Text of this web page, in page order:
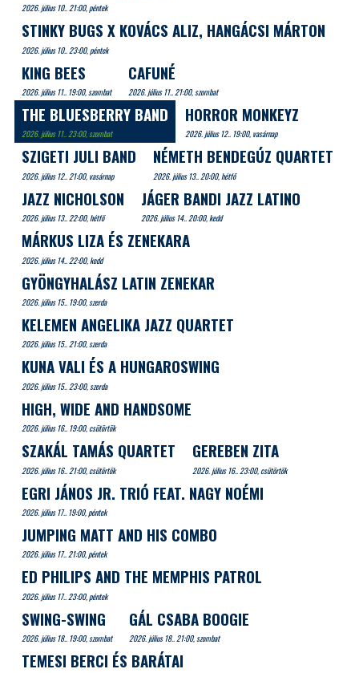
2026. július 10.. 21:00, péntek
STINKY BUGS X KOVÁCS ALIZ, HANGÁCSI MÁRTON
2026. július 10.. 23:00, péntek
KING BEES
2026. július 11.. 19:00, szombat
CAFUNÉ
2026. július 11.. 21:00, szombat
THE BLUESBERRY BAND
2026. július 11.. 23:00, szombat
HORROR MONKEYZ
2026. július 12.. 19:00, vasárnap
SZIGETI JULI BAND
2026. július 12.. 21:00, vasárnap
NÉMETH BENDEGÚZ QUARTET
2026. július 13.. 20:00, hétfő
JAZZ NICHOLSON
2026. július 13.. 22:00, hétfő
JÁGER BANDI JAZZ LATINO
2026. július 14.. 20:00, kedd
MÁRKUS LIZA ÉS ZENEKARA
2026. július 14.. 22:00, kedd
GYÖNGYHALÁSZ LATIN ZENEKAR
2026. július 15.. 19:00, szerda
KELEMEN ANGELIKA JAZZ QUARTET
2026. július 15.. 21:00, szerda
KUNA VALI ÉS A HUNGAROSWING
2026. július 15.. 23:00, szerda
HIGH, WIDE AND HANDSOME
2026. július 16.. 19:00, csütörtök
SZAKÁL TAMÁS QUARTET
2026. július 16.. 21:00, csütörtök
GEREBEN ZITA
2026. július 16.. 23:00, csütörtök
EGRI JÁNOS JR. TRIÓ FEAT. NAGY NOÉMI
2026. július 17.. 19:00, péntek
JUMPING MATT AND HIS COMBO
2026. július 17.. 21:00, péntek
ED PHILIPS AND THE MEMPHIS PATROL
2026. július 17.. 23:00, péntek
SWING-SWING
2026. július 18.. 19:00, szombat
GÁL CSABA BOOGIE
2026. július 18.. 21:00, szombat
TEMESI BERCI ÉS BARÁTAI